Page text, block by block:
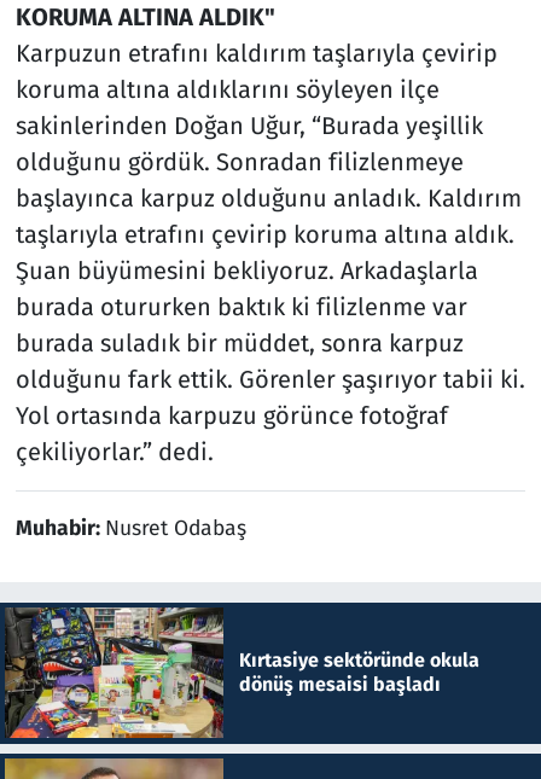
KORUMA ALTINA ALDIK"
Karpuzun etrafını kaldırım taşlarıyla çevirip
koruma altına aldıklarını söyleyen ilçe
sakinlerinden Doğan Uğur, “Burada yeşillik
olduğunu gördük. Sonradan filizlenmeye
başlayınca karpuz olduğunu anladık. Kaldırım
taşlarıyla etrafını çevirip koruma altına aldık.
Şuan büyümesini bekliyoruz. Arkadaşlarla
burada otururken baktık ki filizlenme var
burada suladık bir müddet, sonra karpuz
olduğunu fark ettik. Görenler şaşırıyor tabii ki.
Yol ortasında karpuzu görünce fotoğraf
çekiliyorlar.” dedi.
Muhabir: Nusret Odabaş
Kırtasiye sektöründe okula
dönüş mesaisi başladı